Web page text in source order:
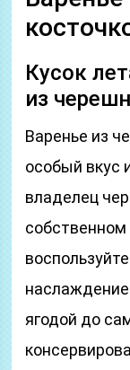
Кусок
из
Варенье из
особый вкус
владелец
ягодой до